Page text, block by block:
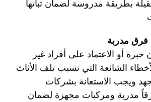
بطريقة مدروسة لضمان ثباتها
فرق مدربة
خبرة أو الاعتماد على أفراد غير
الشائعة التي تسبب تلف الأثاث
ويجب الاستعانة بشركات
مدربة ومركبات مجهزة لضمان